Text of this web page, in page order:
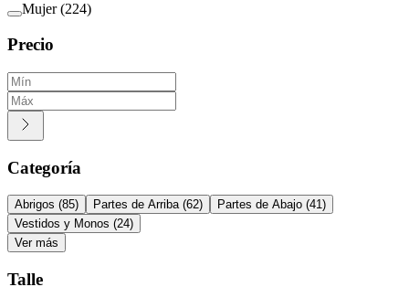
Mujer (224)
Precio
Categoría
Abrigos (85) Partes de Arriba (62) Partes de Abajo (41)
Vestidos y Monos (24)
Ver más
Talle